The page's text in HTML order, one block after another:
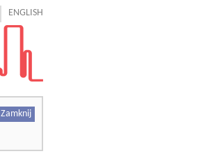
ENGLISH
Zamknij